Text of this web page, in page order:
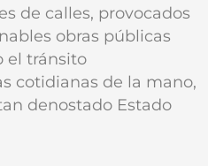
de calles, provocados
obras públicas
el tránsito
cotidianas de la mano,
denostado Estado